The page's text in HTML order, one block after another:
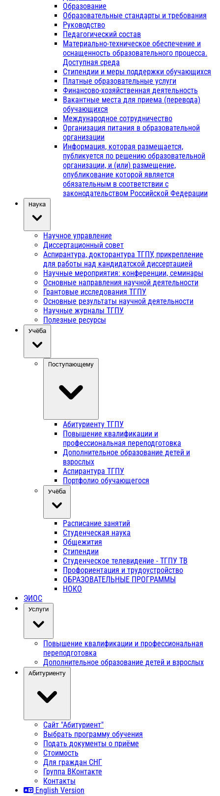
Образование
Образовательные стандарты и требования
Руководство
Педагогический состав
Материально-техническое обеспечение и
оснащенность образовательного процесса.
Доступная среда
Стипендии и меры поддержки обучающихся
Платные образовательные услуги
Финансово-хозяйственная деятельность
Вакантные места для приема (перевода)
обучающихся
Международное сотрудничество
Организация питания в образовательной
организации
Информация, которая размещается,
публикуется по решению образовательной
организации, и (или) размещение,
опубликование которой является
обязательным в соответствии с
законодательством Российской Федерации
Наука
Научное управление
Диссертационный совет
Аспирантура, докторантура ТГПУ, прикрепление
для работы над кандидатской диссертацией
Научные мероприятия: конференции, семинары
Основные направления научной деятельности
Грантовые исследования ТГПУ
Основные результаты научной деятельности
Научные журналы ТГПУ
Полезные ресурсы
Учёба
Поступающему
Абитуриенту ТГПУ
Повышение квалификации и
профессиональная переподготовка
Дополнительное образование детей и
взрослых
Аспирантура ТГПУ
Портфолио обучающегося
Учёба
Расписание занятий
Студенческая наука
Общежития
Стипендии
Студенческое телевидение - ТГПУ ТВ
Профориентация и трудоустройство
ОБРАЗОВАТЕЛЬНЫЕ ПРОГРАММЫ
НОКО
ЭИОС
Услуги
Повышение квалификации и профессиональная
переподготовка
Дополнительное образование детей и взрослых
Абитуриенту
Сайт "Абитуриент"
Выбрать программу обучения
Подать документы о приёме
Стоимость
Для граждан СНГ
Группа ВКонтакте
Контакты
English Version